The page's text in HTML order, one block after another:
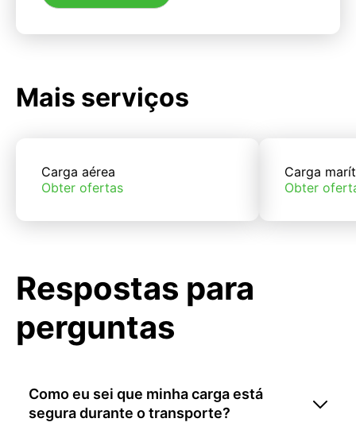
Mais serviços
Carga aérea
Obter ofertas
Carga
Obter
Respostas para
perguntas
Como eu sei que minha carga está
segura durante o transporte?